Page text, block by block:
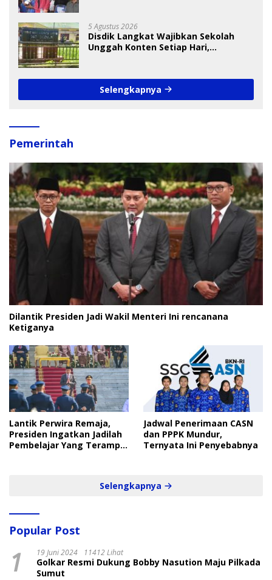
5 Agustus 2026
Disdik Langkat Wajibkan Sekolah
Unggah Konten Setiap Hari,
Selengkapnya
Pemerintah
Dilantik Presiden Jadi Wakil Menteri Ini rencanana
Ketiganya
Lantik Perwira Remaja,
Presiden Ingatkan Jadilah
Pembelajar Yang Terampil
Jadwal Penerimaan CASN
dan PPPK Mundur,
Ternyata Ini Penyebabnya
Selengkapnya
Popular Post
1 19 Juni 2024 11412 Lihat
Golkar Resmi Dukung Bobby Nasution Maju Pilkada
Sumut